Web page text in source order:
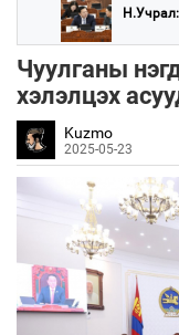
Н.Учрал:
Чуулганы
хэлэлцэх
Kuzmo
2025-05-23